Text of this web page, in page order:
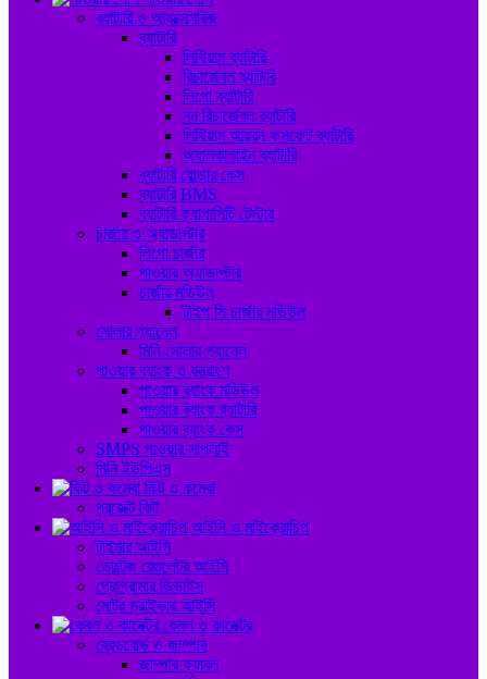
ব্যাটারি ও আ্যক্সেসরিজ
ব্যাটারি
লিথিয়াম ব্যাটারি
রিচার্জেবল ব্যাটারি
লিপো ব্যাটারি
নন রিচার্জেবল ব্যাটারি
লিথিয়াম আয়রন ফসফেট ব্যাটারি
অ্যালকালাইন ব্যাটারি
ব্যাটারি হোল্ডার কেস
ব্যাটারি BMS
ব্যাটারি ক্যাপাসিটি টেস্টার
চার্জার ও অ্যাডাপ্টার
লিপো চার্জার
পাওয়ার অ্যাডাপ্টার
চার্জার মডিউল
টাইপ সি চার্জার মডিউল
সোলার প্যানেল
মিনি সোলার প্যানেল
পাওয়ার ব্যাংক ও যন্ত্রাংশ
পাওয়ার ব্যাংক মডিউল
পাওয়ার ব্যাংক ব্যাটারি
পাওয়ার ব্যাংক কেস
SMPS পাওয়ার সাপ্লাই
মিনি ইউপিএস
কিট ও কম্বো
প্রজেক্ট কিট
আইসি ও মাইক্রোচিপ
টাইমার আইসি
ভোল্টেজ রেগুলেটর আইসি
প্রোগ্রামার ডিভাইস
মোটর ড্রাইভার আইসি
কেবল ও কানেক্টর
ব্রেডবোর্ড ও জাম্পার
জাম্পার ক্যাবল